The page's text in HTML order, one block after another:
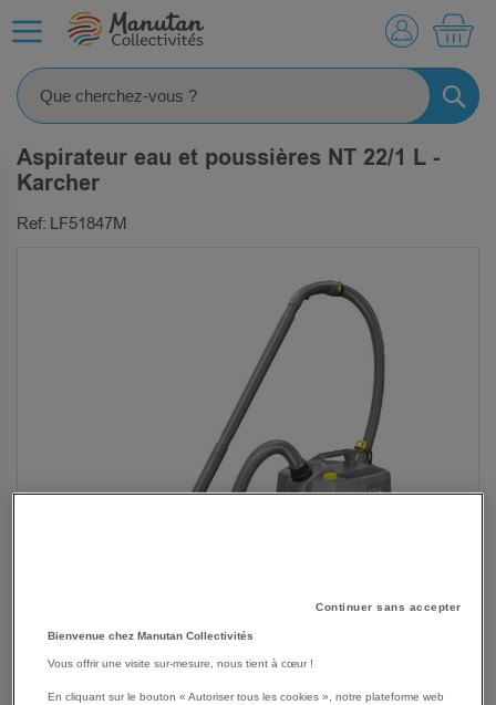
Aspirateur eau et poussières NT 22/1 L -
Karcher
Ref: LF51847M
Continuer sans accepter
Bienvenue chez Manutan Collectivités
Vous offrir une visite sur-mesure, nous tient à cœur !
En cliquant sur le bouton « Autoriser tous les cookies », notre plateforme web